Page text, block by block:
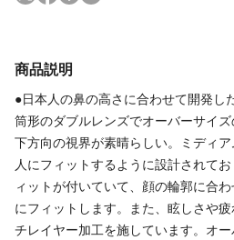
商品説明
●日本人の鼻の高さに合わせて開発し
筒形のダブルレンズでオーバーサイ
下方向の視界が素晴らしい。ミディ
人にフィットするように設計されて
ィットが付いていて、顔の輪郭に合
にフィットします。また、眩しさや
チレイヤー加工を施しています。オ